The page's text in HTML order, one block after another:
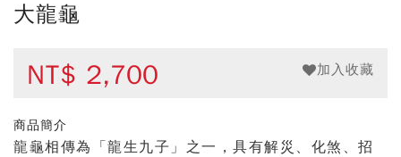
大龍龜
NT$ 2,700 加入收藏
商品簡介
龍龜相傳為「龍生九子」之一，具有解災、化煞、招